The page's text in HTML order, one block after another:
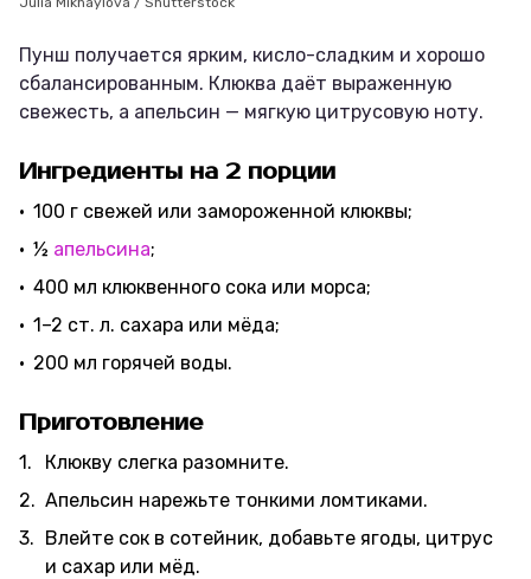
Пунш получается ярким, кисло-сладким и хорошо
сбалансированным. Клюква даёт выраженную
свежесть, а апельсин — мягкую цитрусовую ноту.
Ингредиенты на 2 порции
100 г свежей или замороженной клюквы;
½ апельсина;
400 мл клюквенного сока или морса;
1–2 ст. л. сахара или мёда;
200 мл горячей воды.
Приготовление
Клюкву слегка разомните.
Апельсин нарежьте тонкими ломтиками.
Влейте сок в сотейник, добавьте ягоды, цитрус
и сахар или мёд.